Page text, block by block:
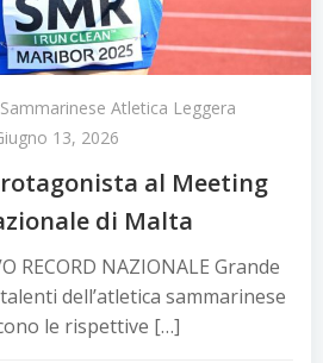
Atletica Leggera
13, 2026
al Meeting
di Malta
RECORD NAZIONALE Grande
dell’atletica sammarinese
le rispettive […]